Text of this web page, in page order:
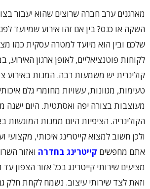
מארגנים ערב חברה שרוצים שהוא יעבור
השקה או כנס? בין אם זהו אירוע שמיועד
שלכם ובין הוא מיועד למטרה עסקית כמו
לקוחות פוטנציאליים, לאופן ארגון האירוע,
קולינרית יש משמעות רבה. המנות באירוע
טעימות, מגוונות, עשויות מחומרי גלם
מעוצבות בצורה יפה ואסתטית. היום ישנה
הקולינריה. הציפיות היום ממנות המוגשות
ולכן חשוב למצוא קייטרינג איכותי, מקצועי
אתם מחפשים קייטרינג בחדרה ואזור
מציעים שירותי קייטרינג בכל אזור הצפון
וזאת לצד שירותי עיצוב. נשמח לקחת חלק